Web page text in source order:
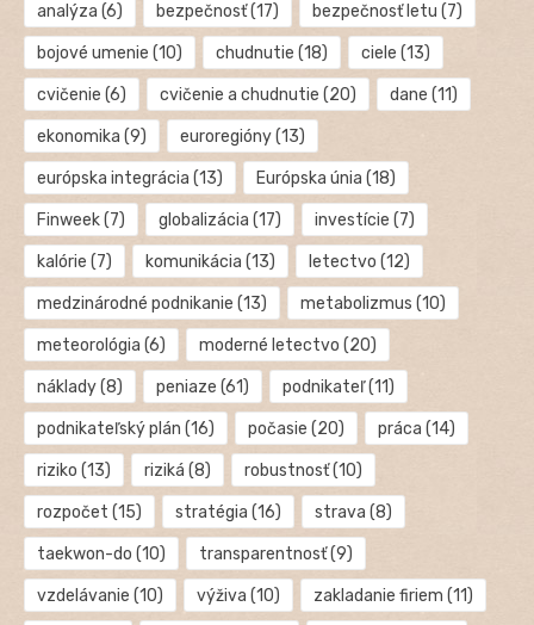
analýza (6) bezpečnosť(17) bezpečnosť letu (7)
bojové umenie (10) chudnutie (18) ciele (13)
cvičenie (6) cvičenie a chudnutie (20) dane (11)
ekonomika (9) euroregióny(13)
európska integrácia (13) Európska únia (18)
Finweek(7) globalizácia (17) investície (7)
kalórie (7) komunikácia (13) letectvo (12)
medzinárodné podnikanie (13) metabolizmus (10)
meteorológia (6) moderné letectvo (20)
náklady(8) peniaze (61) podnikateľ(11)
podnikateľský plán (16) počasie (20) práca (14)
riziko (13) riziká (8) robustnosť(10)
rozpočet (15) stratégia (16) strava (8)
taekwon-do (10) transparentnosť(9)
vzdelávanie (10) výživa (10) zakladanie firiem (11)